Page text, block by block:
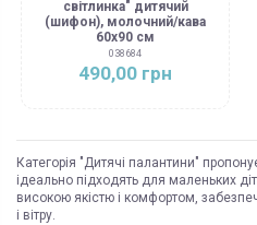
світлинка" дитячий
(шифон), молочний/кава
60х90 см
038684
490,00 грн
Категорія "Дитячі палантини"
ідеально підходять для маленьких
високою якістю і комфортом,
і вітру.